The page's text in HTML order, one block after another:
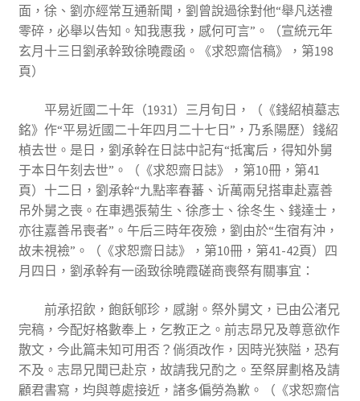
面，徐、劉亦經常互通新聞，劉曾說過徐對他“舉凡送禮
零碎，必舉以告知。知我惠我，感何可言”。（宣統元年
玄月十三日劉承幹致徐曉霞函。《求恕齋信稿》，第198
頁）
平易近國二十年（1931）三月旬日，（《錢紹楨墓志
銘》作“平易近國二十年四月二十七日”，乃系陽歷）錢紹
楨去世。是日，劉承幹在日誌中記有“抵寓后，得知外舅
于本日午刻去世”。（《求恕齋日誌》，第10冊，第41
頁）十二日，劉承幹“九點率春蕃、䜣萬兩兒搭車赴嘉善
吊外舅之喪。在車遇張菊生、徐彥士、徐冬生、錢達士，
亦往嘉善吊喪者”。午后三時年夜殮，劉由於“生宿有沖，
故未視襝”。（《求恕齋日誌》，第10冊，第41-42頁）四
月四日，劉承幹有一函致徐曉霞磋商喪祭有關事宜：
前承招飲，飽飫郇珍，感謝。祭外舅文，已由公渚兄
完稿，今配好格數奉上，乞教正之。前志昂兄及尊意欲作
散文，今此篇未知可用否？倘須改作，因時光狹隘，恐有
不及。志昂兄聞已赴京，故請我兄酌之。至祭屏劃格及請
顧君書寫，均與尊處接近，諸多偏勞為歉。（《求恕齋信